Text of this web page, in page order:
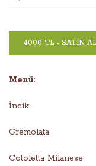
4000 TL - SATIN AL
Menü:
İncik
Gremolata
Cotoletta Milanese